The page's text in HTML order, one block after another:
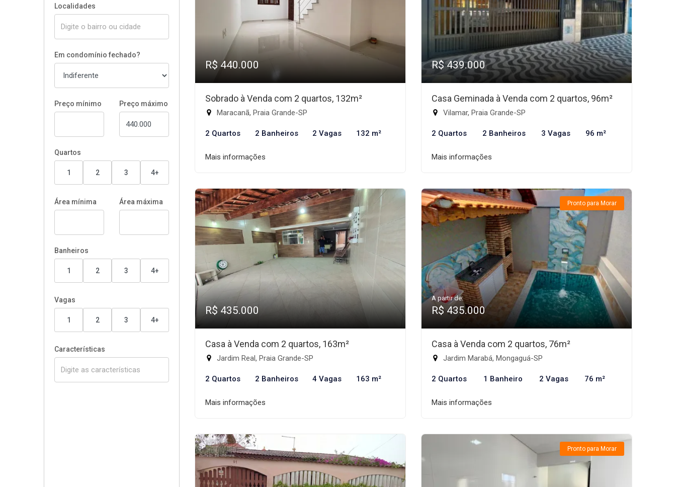
Localidades
Em condomínio fechado?
Preço mínimo Preço máximo
Quartos
1 2 3 4+
Área mínima Área máxima
Banheiros
1 2 3 4+
Vagas
1 2 3 4+
Características
R$ 440.000
Sobrado à Venda com 2 quartos, 132m²
Maracanã, Praia Grande-SP
2 Quartos 2 Banheiros 2 Vagas 132 m²
Mais informações
R$ 439.000
Casa Geminada à Venda com 2 quartos, 96m²
Vilamar, Praia Grande-SP
2 Quartos 2 Banheiros 3 Vagas 96 m²
Mais informações
R$ 435.000
Casa à Venda com 2 quartos, 163m²
Jardim Real, Praia Grande-SP
2 Quartos 2 Banheiros 4 Vagas 163 m²
Mais informações
Pronto para Morar
A partir de:
R$ 435.000
Casa à Venda com 2 quartos, 76m²
Jardim Marabá, Mongaguá-SP
2 Quartos 1 Banheiro 2 Vagas 76 m²
Mais informações
Pronto para Morar